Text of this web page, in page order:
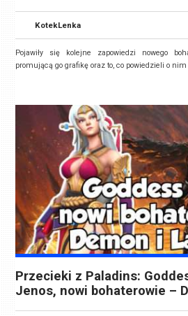
KotekLenka
Pojawiły się kolejne zapowiedzi nowego
promującą go grafikę oraz to, co powiedzieli o
Przecieki z Paladins:
Jenos, nowi bohaterowie –